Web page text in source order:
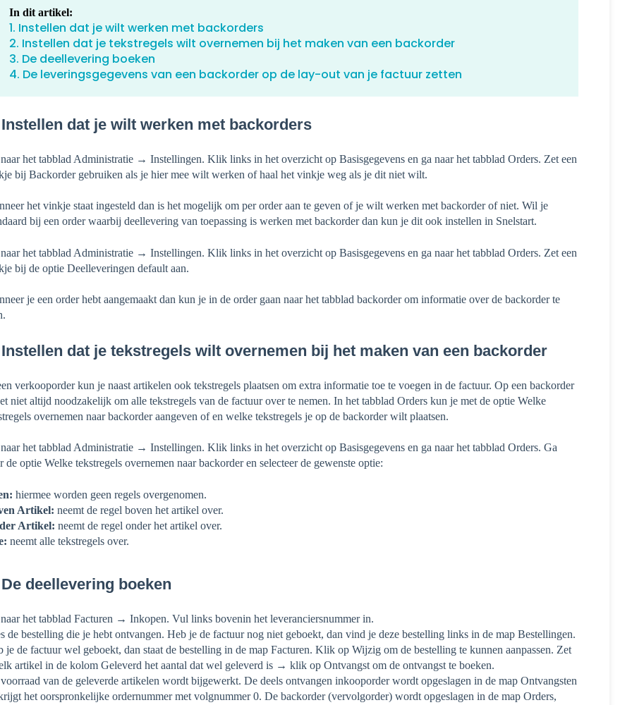
In dit artikel:
1. Instellen dat je wilt werken met backorders
2. Instellen dat je tekstregels wilt overnemen bij het maken van een backorder
3. De deellevering boeken
4. De leveringsgegevens van een backorder op de lay-out van je factuur zetten
Instellen dat je wilt werken met backorders
het tabblad Administratie → Instellingen. Klik links in het overzicht op Basisgegevens en ga naar het tabblad Orders. Zet een
bij Backorder gebruiken als je hier mee wilt werken of haal het vinkje weg als je dit niet wilt.
het vinkje staat ingesteld dan is het mogelijk om per order aan te geven of je wilt werken met backorder of niet. Wil je
bij een order waarbij deellevering van toepassing is werken met backorder dan kun je dit ook instellen in Snelstart.
het tabblad Administratie → Instellingen. Klik links in het overzicht op Basisgegevens en ga naar het tabblad Orders. Zet een
bij de optie Deelleveringen default aan.
je een order hebt aangemaakt dan kun je in de order gaan naar het tabblad backorder om informatie over de backorder te
dat je tekstregels wilt overnemen bij het maken van een backorder
verkooporder kun je naast artikelen ook tekstregels plaatsen om extra informatie toe te voegen in de factuur. Op een backorder
niet altijd noodzakelijk om alle tekstregels van de factuur over te nemen. In het tabblad Orders kun je met de optie Welke
overnemen naar backorder aangeven of en welke tekstregels je op de backorder wilt plaatsen.
het tabblad Administratie → Instellingen. Klik links in het overzicht op Basisgegevens en ga naar het tabblad Orders. Ga
de optie Welke tekstregels overnemen naar backorder en selecteer de gewenste optie:
hiermee worden geen regels overgenomen.
Artikel: neemt de regel boven het artikel over.
Artikel: neemt de regel onder het artikel over.
neemt alle tekstregels over.
deellevering boeken
het tabblad Facturen → Inkopen. Vul links bovenin het leveranciersnummer in.
de bestelling die je hebt ontvangen. Heb je de factuur nog niet geboekt, dan vind je deze bestelling links in de map Bestellingen.
je de factuur wel geboekt, dan staat de bestelling in de map Facturen. Klik op Wijzig om de bestelling te kunnen aanpassen. Zet
artikel in de kolom Geleverd het aantal dat wel geleverd is → klik op Ontvangst om de ontvangst te boeken.
van de geleverde artikelen wordt bijgewerkt. De deels ontvangen inkooporder wordt opgeslagen in de map Ontvangsten
het oorspronkelijke ordernummer met volgnummer 0. De backorder (vervolgorder) wordt opgeslagen in de map Orders,